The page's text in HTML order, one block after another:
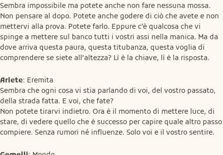
Sembra impossibile ma potete anche non fare nessuna mossa.
Non pensare al dopo. Potete anche godere di ciò che avete e non
mettervi alla prova. Potete farlo. Eppure c’è qualcosa che vi
spinge a mettere sul banco tutti i vostri assi nella manica. Ma da
dove arriva questa paura, questa titubanza, questa voglia di
comprendere se siete all’altezza? Lì è la chiave, lì è la risposta.
Ariete: Eremita
Sembra che ogni cosa vi stia parlando di voi, del vostro passato,
della strada fatta. E voi, che fate?
Non potete tirarvi indietro. Ora è il momento di mettere luce, di
stare, di vedere quello che è successo per capire quale altro passo
compiere. Senza rumori né influenze. Solo voi e il vostro sentire.